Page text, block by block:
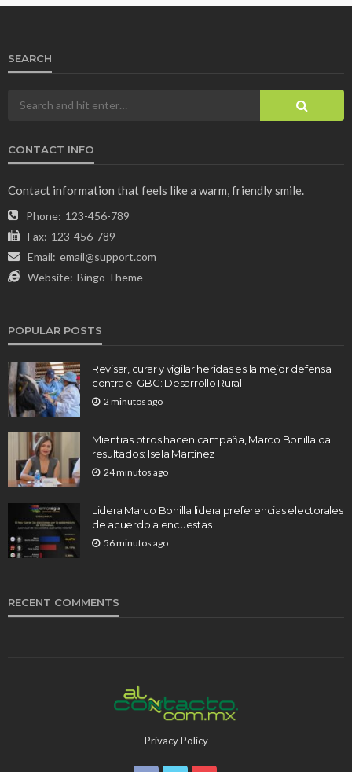
SEARCH
CONTACT INFO
Contact information that feels like a warm, friendly smile.
Phone: 123-456-789
Fax: 123-456-789
Email: email@support.com
Website: Bingo Theme
POPULAR POSTS
Revisar, curar y vigilar heridas es la mejor defensa
contra el GBG: Desarrollo Rural
2 minutos ago
Mientras otros hacen campaña, Marco Bonilla da
resultados: Isela Martínez
24 minutos ago
Lidera Marco Bonilla lidera preferencias electorales
de acuerdo a encuestas
56 minutos ago
RECENT COMMENTS
Privacy Policy